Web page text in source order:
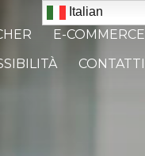
E-COMMERCE
CONTATTI
Italian